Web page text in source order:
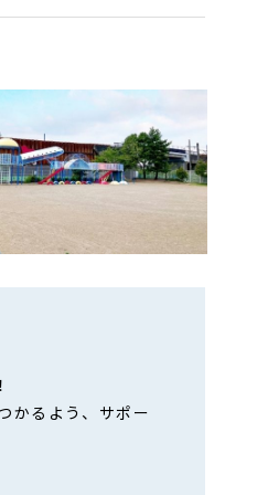
かるよう、サポー